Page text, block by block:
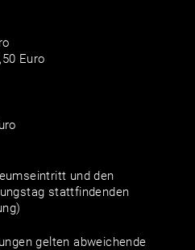
Euro
und den
stattfindenden
gelten abweichende